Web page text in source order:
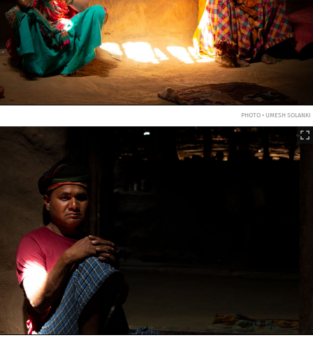
PHOTO • UMESH SOLANKI